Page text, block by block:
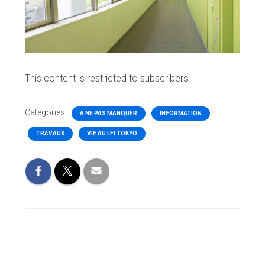
This content is restricted to subscribers
Categories: A NE PAS MANQUER INFORMATION
TRAVAUX VIE AU LFI TOKYO